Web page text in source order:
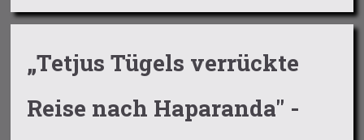
„Tetjus Tügels verrückte
Reise nach Haparanda" -